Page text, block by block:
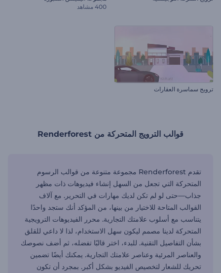
400 مشاهد
ترويج سماسرة العقارات
قوالب الترويج المتحركة من Renderforest
تقدم Renderforest مجموعة متنوعة من قوالب الرسوم
المتحركة التي تجعل من السهل إنشاء فيديوهات ذات مظهر
جذاب—حتى لو لم تكن لديك مهارات في التحرير. مع آلاف
القوالب المتاحة للاختيار من بينها، من المؤكد أنك ستجد واحدًا
يتناسب مع أسلوب علامتك التجارية. محرر الفيديوهات الترويجية
المتحركة لدينا مصمم ليكون سهل الاستخدام، لذا لا داعي للقلق
بشأن التفاصيل التقنية. للبدء، اختر قالبًا تفضله، ثم أضف نصوصك
والعناصر المرئية وعناصر علامتك التجارية. يمكنك أيضًا تضمين
تحريك للشعار لتخصيص الفيديو بشكل أكبر. بمجرد أن تكون